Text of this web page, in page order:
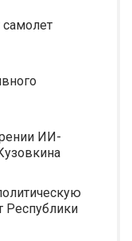
ИИ-
Республики